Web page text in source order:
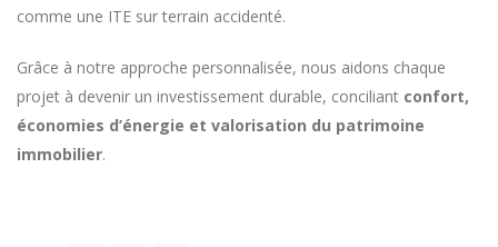
comme une ITE sur terrain accidenté.
Grâce à notre approche personnalisée, nous aidons chaque
projet à devenir un investissement durable, conciliant confort,
économies d’énergie et valorisation du patrimoine
immobilier.